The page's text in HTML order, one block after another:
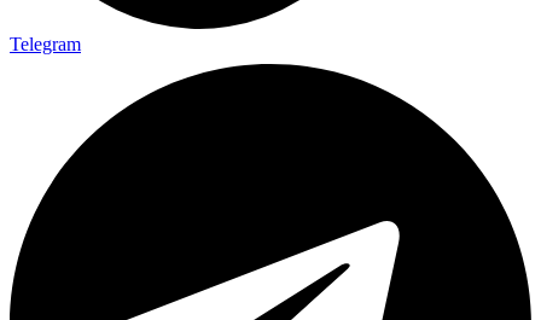
Telegram